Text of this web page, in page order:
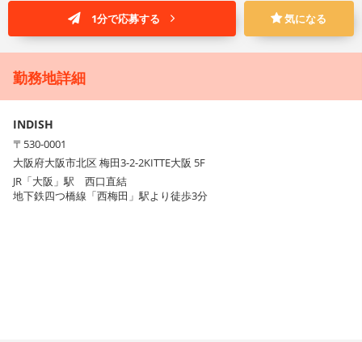
1分で応募する 気になる
勤務地詳細
INDISH
〒530-0001
大阪府大阪市北区 梅田3-2-2KITTE大阪 5F
JR「大阪」駅 西口直結
地下鉄四つ橋線「西梅田」駅より徒歩3分